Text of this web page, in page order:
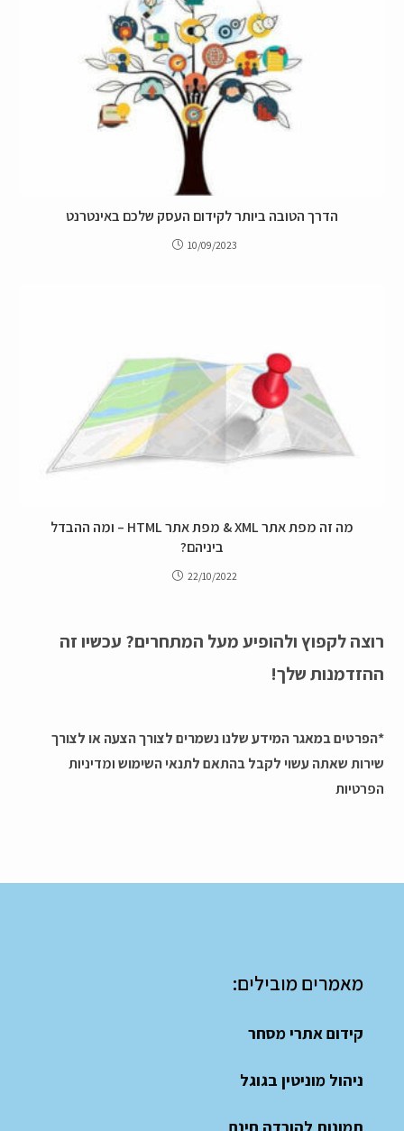
הדרך הטובה ביותר לקידום העסק שלכם באינטרנט
10/09/2023
מה זה מפת אתר XML & מפת אתר HTML – ומה ההבדל
ביניהם?
22/10/2022
רוצה לקפוץ ולהופיע מעל המתחרים? עכשיו זה
ההזדמנות שלך!
*הפרטים במאגר המידע שלנו נשמרים לצורך הצעה או לצורך
שירות שאתה עשוי לקבל בהתאם לתנאי השימושומדיניות
הפרטיות
מאמרים מובילים:
קידום אתרי מסחר
ניהול מוניטין בגוגל